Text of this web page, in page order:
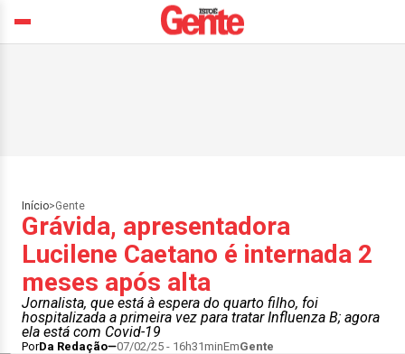
Início>Gente
Grávida, apresentadora
Lucilene Caetano é internada 2
meses após alta
Jornalista, que está à espera do quarto filho, foi
hospitalizada a primeira vez para tratar Influenza B; agora
ela está com Covid-19
PorDa Redação 07/02/25 - 16h31minEmGente